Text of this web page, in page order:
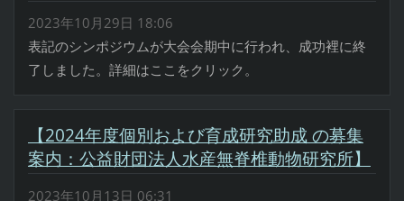
2023年10月29日 18:06
表記のシンポジウムが大会会期中に行われ、成功裡に終
了しました。詳細はここをクリック。
【2024年度個別および育成研究助成 の募集
案内：公益財団法人水産無脊椎動物研究所】
2023年10月13日 06:31